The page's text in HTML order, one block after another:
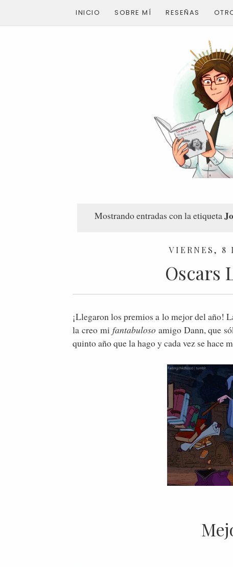
INICIO SOBRE MÍ RESEÑAS
Mostrando entradas con la etiqueta
VIERNES, 8
Oscars
¡Llegaron los premios a lo mejor del año!
la creo mi fantabuloso amigo Dann, que
quinto año que la hago y cada vez se hace